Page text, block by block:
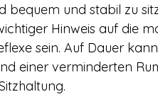
bequem und stabil zu
Hinweis auf die
sein. Auf Dauer
einer verminderten